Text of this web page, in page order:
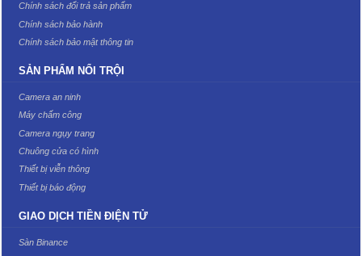
Chính sách đổi trả sản phẩm
Chính sách bảo hành
Chính sách bảo mật thông tin
SẢN PHẨM NỔI TRỘI
Camera an ninh
Máy chấm công
Camera ngụy trang
Chuông cửa có hình
Thiết bị viễn thông
Thiết bị báo động
GIAO DỊCH TIỀN ĐIỆN TỬ
Sàn Binance